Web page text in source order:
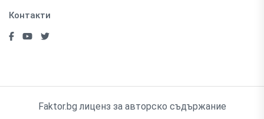
Контакти
Faktor.bg лиценз за авторско съдържание